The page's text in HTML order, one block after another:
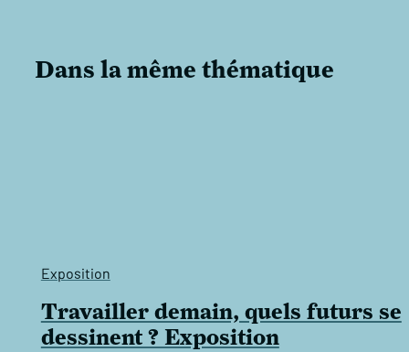
Dans la même thématique
Exposition
Travailler demain, quels futurs se
dessinent ? Exposition